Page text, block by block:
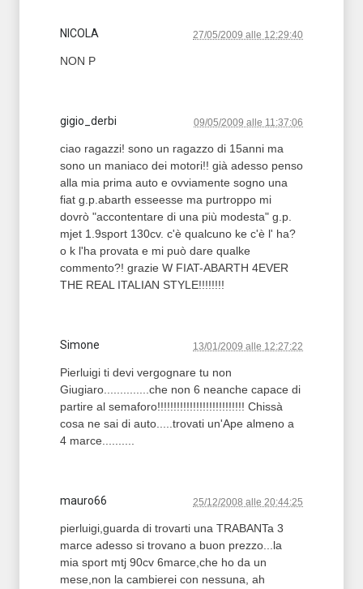
NICOLA 27/05/2009 alle 12:29:40
NON P
gigio_derbi 09/05/2009 alle 11:37:06
ciao ragazzi! sono un ragazzo di 15anni ma
sono un maniaco dei motori!! già adesso penso
alla mia prima auto e ovviamente sogno una
fiat g.p.abarth esseesse ma purtroppo mi
dovrò "accontentare di una più modesta" g.p.
mjet 1.9sport 130cv. c'è qualcuno ke c'è l' ha?
o k l'ha provata e mi può dare qualke
commento?! grazie W FIAT-ABARTH 4EVER
THE REAL ITALIAN STYLE!!!!!!!!
Simone 13/01/2009 alle 12:27:22
Pierluigi ti devi vergognare tu non
Giugiaro..............che non 6 neanche capace di
partire al semaforo!!!!!!!!!!!!!!!!!!!!!!!!!!! Chissà
cosa ne sai di auto.....trovati un'Ape almeno a
4 marce..........
mauro66 25/12/2008 alle 20:44:25
pierluigi,guarda di trovarti una TRABANTa 3
marce adesso si trovano a buon prezzo...la
mia sport mtj 90cv 6marce,che ho da un
mese,non la cambierei con nessuna, ah